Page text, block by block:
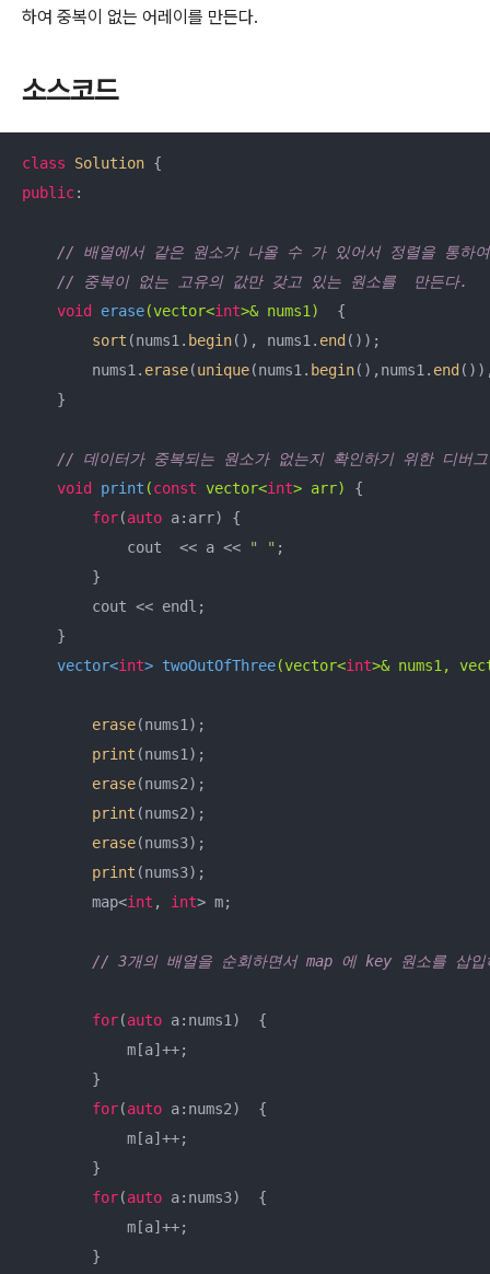
하여 중복이 없는 어레이를 만든다.
소스코드
class Solution {
public:
// 배열에서 같은 원소가 나올 수 가 있어서 정렬을 통하
// 중복이 없는 고유의 값만 갖고 있는 원소를  만든다.
void
erase(vector<int>& nums1)
{
sort (nums1. begin(), nums1. end ());
        nums1.
erase(unique(nums1. begin(),nums1. end
    }
// 데이터가 중복되는 원소가 없는지 확인하기 위한 디버
void
print (const vector<int> arr)
{
for(auto a:arr) {
            cout  << a <<
" " ;
        }
        cout << endl;
    }
vector<int> twoOutOfThree(vector<int>& nums1,
erase(nums1);
print (nums1);
erase(nums2);
print (nums2);
erase(nums3);
print (nums3);
        map<
int , int> m;
// 3개의 배열을 순회하면서 map 에 key 원소를 삽
for(auto a:nums1)  {
            m[a]++;
        }
for(auto a:nums2)  {
            m[a]++;
        }
for(auto a:nums3)  {
            m[a]++;
        }